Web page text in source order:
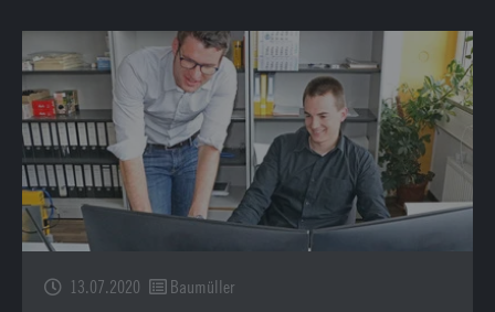
13.07.2020 Baumüller